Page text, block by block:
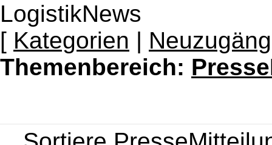
LogistikNews
[ Kategorien |
Themenbereich: